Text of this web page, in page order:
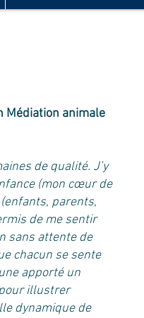
Médiation animale
de qualité. J’y
(mon cœur de
parents,
de me sentir
sans attente de
chacun se sente
apporté un
illustrer
dynamique de